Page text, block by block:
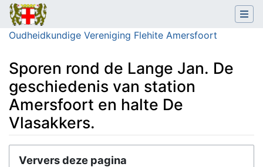
Oudheidkundige Vereniging Flehite Amersfoort
Sporen rond de Lange Jan. De
geschiedenis van station
Amersfoort en halte De
Vlasakkers.
Ververs deze pagina